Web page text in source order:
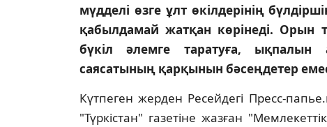
мүдделi өзге ұлт өкiлдерiнiң
қабылдамай жатқан көрiнедi. Орын
бүкiл әлемге таратуға, ықпалын
саясатының қарқынын бәсеңдетер
Күтпеген жерден Ресейдегi Пресс-
"Түркiстан" газетiне жазған